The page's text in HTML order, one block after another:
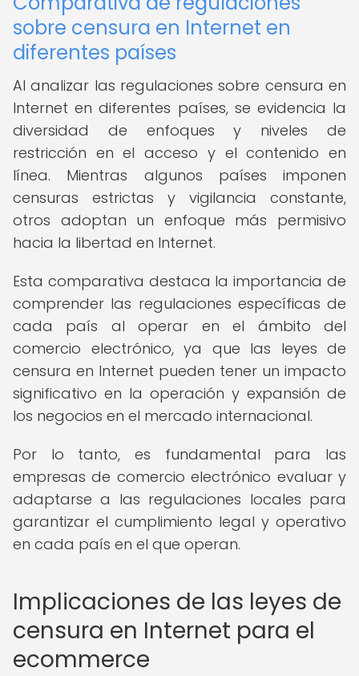
sobre censura en Internet en
diferentes países
Al analizar las regulaciones sobre censura en
Internet en diferentes países, se evidencia la
diversidad de enfoques y niveles de
restricción en el acceso y el contenido en
línea. Mientras algunos países imponen
censuras estrictas y vigilancia constante,
otros adoptan un enfoque más permisivo
hacia la libertad en Internet.
Esta comparativa destaca la importancia de
comprender las regulaciones específicas de
cada país al operar en el ámbito del
comercio electrónico, ya que las leyes de
censura en Internet pueden tener un impacto
significativo en la operación y expansión de
los negocios en el mercado internacional.
Por lo tanto, es fundamental para las
empresas de comercio electrónico evaluar y
adaptarse a las regulaciones locales para
garantizar el cumplimiento legal y operativo
en cada país en el que operan.
Implicaciones de las leyes de
censura en Internet para el
ecommerce